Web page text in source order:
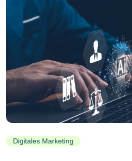
Digitales Marketing